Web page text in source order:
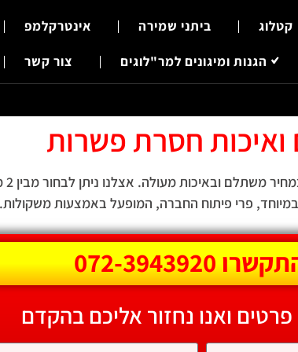
קטלוג ביתני שמירה אינטרקלמפ
הגנות ומיגונים למר"לוגים צור קשר
חסרת פשרות
מעולה. אצלנו ניתן לבחור מבין 2 מחסומי דוקרנים.
פרי פיתוח החברה, המופעל באמצעות משקולות.
072-3943920
פרטים ואנו נחזור אליכם בהקדם